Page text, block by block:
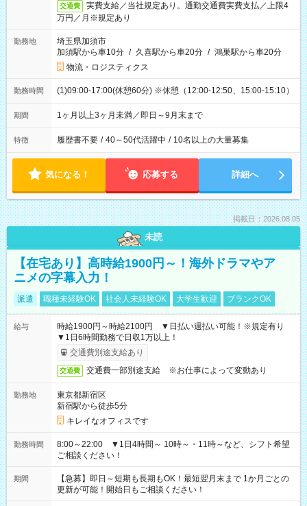
交通費
実費支給／当社規定あり。通勤交通費実費支払／上限4
万円／月※規定あり
勤務地
埼玉県加須市
加須駅から車10分 / 久喜駅から車20分 / 鴻巣駅から車20分
物流・ロジスティクス
勤務時間 (1)09:00-17:00(休憩60分) ※休憩（12:00-12:50、15:00-15:10）
期間 1ヶ月以上3ヶ月未満／即日～9月末まで
特徴 履歴書不要 / 40～50代活躍中 / 10名以上の大量募集
気になる！ 応募する 詳細へ
掲載日：2026.08.05
未読
【在宅あり】高時給1900円～！海外ドラマやア
ニメの字幕入力！
派遣 職種未経験OK 社会人未経験OK 大学生歓迎 ブランクOK
給与
時給1900円～時給2100円 ▼日払い週払い可能！※規定有り
▼1日6時間勤務で日収1万以上！
交通費別途支給あり
交通費 交通費一部別途支給 ※お仕事によって変動あり
勤務地
東京都新宿区
新宿駅から徒歩5分
キレイなオフィスです
勤務時間
8:00～22:00 ▼1日4時間～ 10時～・11時～など、シフト希望
ご相談ください！
期間
【急募】即日～短期も長期もOK！最短翌月末まで 1か月ごとの
更新が可能！開始日もご相談ください！